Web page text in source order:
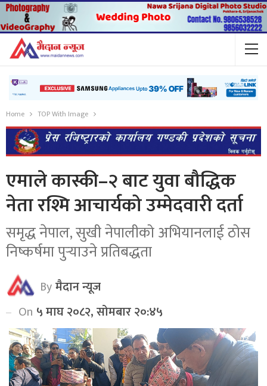
Home TOP With Image
एमाले कास्की–२ बाट युवा बौद्धिक
नेता रश्मि आचार्यको उम्मेदवारी दर्ता
समृद्ध नेपाल, सुखी नेपालीको अभियानलाई ठोस
निष्कर्षमा पुर्‍याउने प्रतिबद्धता
Byमैदान न्यूज
On ५ माघ २०८२, सोमबार २०:४५